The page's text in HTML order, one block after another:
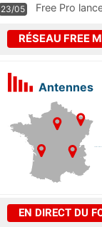
23/05 Free Pro
RÉSEAU FREE
Antennes
EN DIRECT DU